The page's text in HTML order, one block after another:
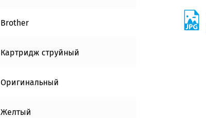
Brother
Картридж струйный
Оригинальный
Желтый